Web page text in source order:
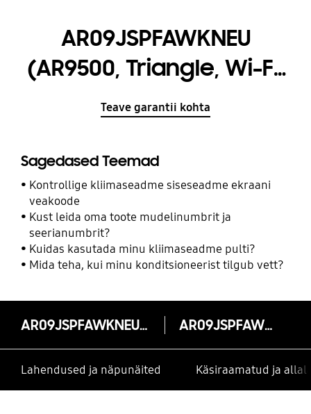
AR09JSPFAWKNEU
(AR9500, Triangle, Wi-Fi,
A+++, 2,5 kW)
Teave garantii kohta
Sagedased Teemad
Kontrollige kliimaseadme siseseadme ekraani
veakoode
Kust leida oma toote mudelinumbrit ja
seerianumbrit?
Kuidas kasutada minu kliimaseadme pulti?
Mida teha, kui minu konditsioneerist tilgub vett?
AR09JSPFAWKNEU (AR9500, Triangle, Wi-Fi, A+++, 2,5 kW) AR09JSPFAWKNEU
Lahendused ja näpunäited Käsiraamatud ja